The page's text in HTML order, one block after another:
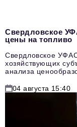
Свердловское
цены на топливо
Свердловское
хозяйствующих
анализа
04 августа 15:40